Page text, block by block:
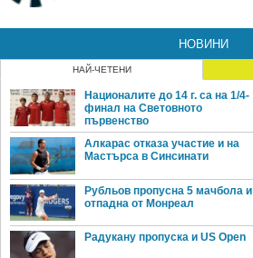
НОВИНИ
НАЙ-ЧЕТЕНИ
Националите до 14 г. са на 1/4-
финал на Световното
първенство
Алкарас отказа участие и на
Мастърса в Синсинати
Рубльов пропусна 5 мачбола и
отпадна от Монреал
Радукану пропуска и US Open